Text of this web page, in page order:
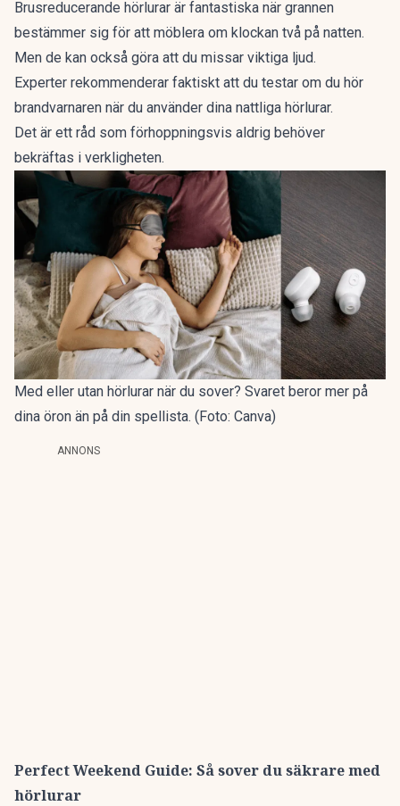
Brusreducerande hörlurar är fantastiska när grannen
bestämmer sig för att möblera om klockan två på natten.
Men de kan också göra att du missar viktiga ljud.
Experter rekommenderar faktiskt att du testar om du hör
brandvarnaren när du använder dina nattliga hörlurar.
Det är ett råd som förhoppningsvis aldrig behöver
bekräftas i verkligheten.
Med eller utan hörlurar när du sover? Svaret beror mer på
dina öron än på din spellista. (Foto: Canva)
ANNONS
Perfect Weekend Guide: Så sover du säkrare med
hörlurar